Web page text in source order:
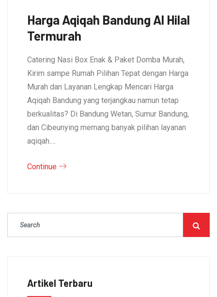
Harga Aqiqah Bandung Al Hilal
Termurah
Catering Nasi Box Enak & Paket Domba Murah,
Kirim sampe Rumah Pilihan Tepat dengan Harga
Murah dan Layanan Lengkap Mencari Harga
Aqiqah Bandung yang terjangkau namun tetap
berkualitas? Di Bandung Wetan, Sumur Bandung,
dan Cibeunying memang banyak pilihan layanan
aqiqah.…
Continue
Artikel Terbaru